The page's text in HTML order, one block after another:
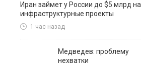
Иран займет у России до $5 млрд на
инфраструктурные проекты
1 час назад
Медведев: проблему
нехватки